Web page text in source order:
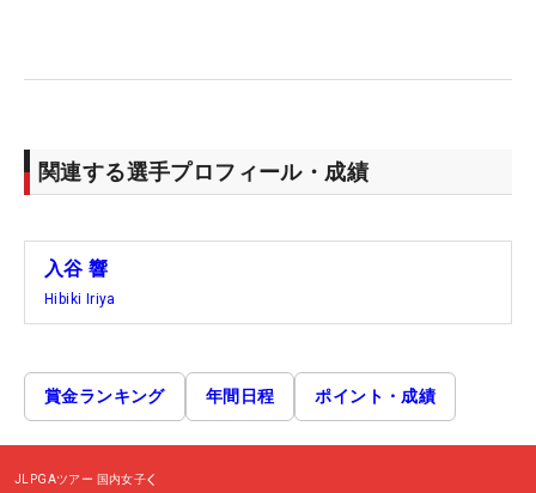
関連する選手プロフィール・成績
入谷 響
Hibiki Iriya
賞金ランキング 年間日程 ポイント・成績
JLPGAツアー 国内女子